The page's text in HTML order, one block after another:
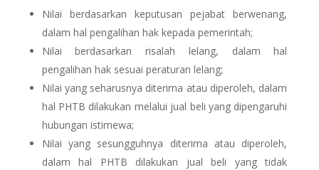
Nilai berdasarkan keputusan pejabat berwenang,
dalam hal pengalihan hak kepada pemerintah;
Nilai berdasarkan risalah lelang, dalam hal
pengalihan hak sesuai peraturan lelang;
Nilai yang seharusnya diterima atau diperoleh, dalam
hal PHTB dilakukan melalui jual beli yang dipengaruhi
hubungan istimewa;
Nilai yang sesungguhnya diterima atau diperoleh,
dalam hal PHTB dilakukan jual beli yang tidak